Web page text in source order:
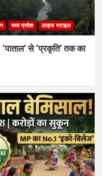
मध्य प्रदेश लाइफ स्टाइल
से ‘प्रकृति’ तक का